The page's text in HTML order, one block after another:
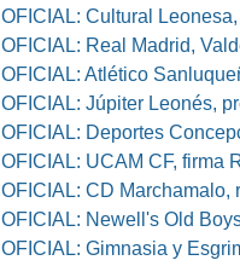
OFICIAL: Cultural
OFICIAL: Real Madrid,
OFICIAL: Atlético
OFICIAL: Júpiter Leonés,
OFICIAL: Deportes Concepción,
OFICIAL: UCAM CF, firma
OFICIAL: CD Marchamalo,
OFICIAL: Newell's Old Boys, firma
OFICIAL: Gimnasia y